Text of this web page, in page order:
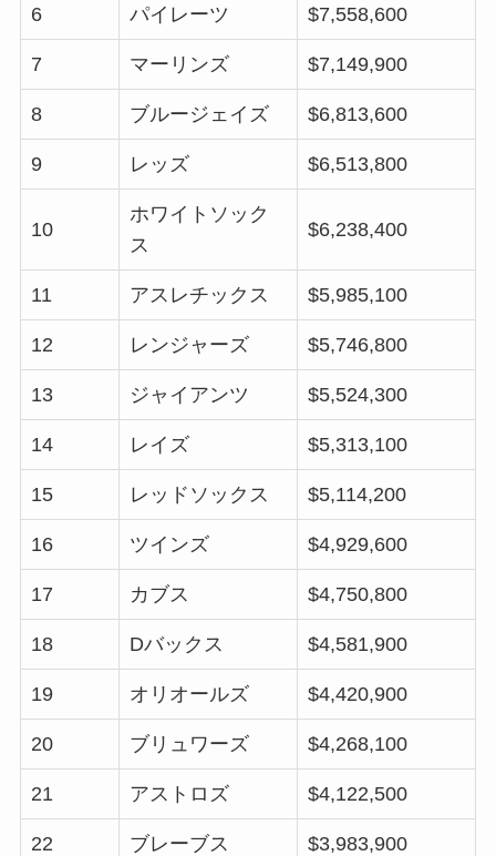
6 パイレーツ $7,558,600
7 マーリンズ $7,149,900
8 ブルージェイズ $6,813,600
9 レッズ $6,513,800
10
ホワイトソック
ス
$6,238,400
11 アスレチックス $5,985,100
12 レンジャーズ $5,746,800
13 ジャイアンツ $5,524,300
14 レイズ $5,313,100
15 レッドソックス $5,114,200
16 ツインズ $4,929,600
17 カブス $4,750,800
18 Dバックス $4,581,900
19 オリオールズ $4,420,900
20 ブリュワーズ $4,268,100
21 アストロズ $4,122,500
22 ブレーブス $3,983,900